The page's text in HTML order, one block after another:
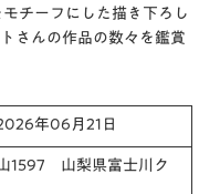
チーフにした描き下ろし
さんの作品の数々を鑑賞
年06月21日
1597 山梨県富士川ク